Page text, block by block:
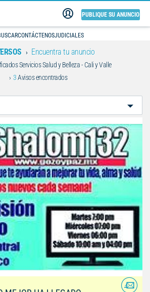
PUBLIQUE SU ANUNCIO
CONTÁCTENOSJUDICIALES
Encuentra tu anuncio
Servicios Salud y Belleza - Cali y Valle
3Avisos encontrados